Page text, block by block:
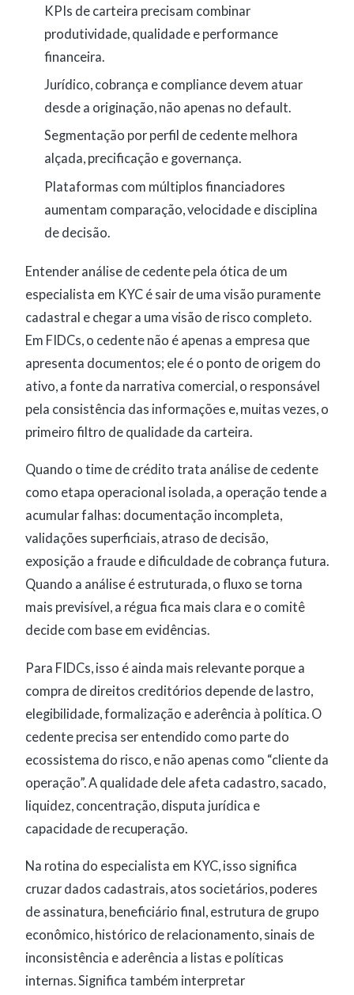
KPIs de carteira precisam combinar
produtividade, qualidade e performance
financeira.
Jurídico, cobrança e compliance devem atuar
desde a originação, não apenas no default.
Segmentação por perfil de cedente melhora
alçada, precificação e governança.
Plataformas com múltiplos financiadores
aumentam comparação, velocidade e disciplina
de decisão.
Entender análise de cedente pela ótica de um
especialista em KYC é sair de uma visão puramente
cadastral e chegar a uma visão de risco completo.
Em FIDCs, o cedente não é apenas a empresa que
apresenta documentos; ele é o ponto de origem do
ativo, a fonte da narrativa comercial, o responsável
pela consistência das informações e, muitas vezes, o
primeiro filtro de qualidade da carteira.
Quando o time de crédito trata análise de cedente
como etapa operacional isolada, a operação tende a
acumular falhas: documentação incompleta,
validações superficiais, atraso de decisão,
exposição a fraude e dificuldade de cobrança futura.
Quando a análise é estruturada, o fluxo se torna
mais previsível, a régua fica mais clara e o comitê
decide com base em evidências.
Para FIDCs, isso é ainda mais relevante porque a
compra de direitos creditórios depende de lastro,
elegibilidade, formalização e aderência à política. O
cedente precisa ser entendido como parte do
ecossistema do risco, e não apenas como “cliente da
operação”. A qualidade dele afeta cadastro, sacado,
liquidez, concentração, disputa jurídica e
capacidade de recuperação.
Na rotina do especialista em KYC, isso significa
cruzar dados cadastrais, atos societários, poderes
de assinatura, beneficiário final, estrutura de grupo
econômico, histórico de relacionamento, sinais de
inconsistência e aderência a listas e políticas
internas. Significa também interpretar